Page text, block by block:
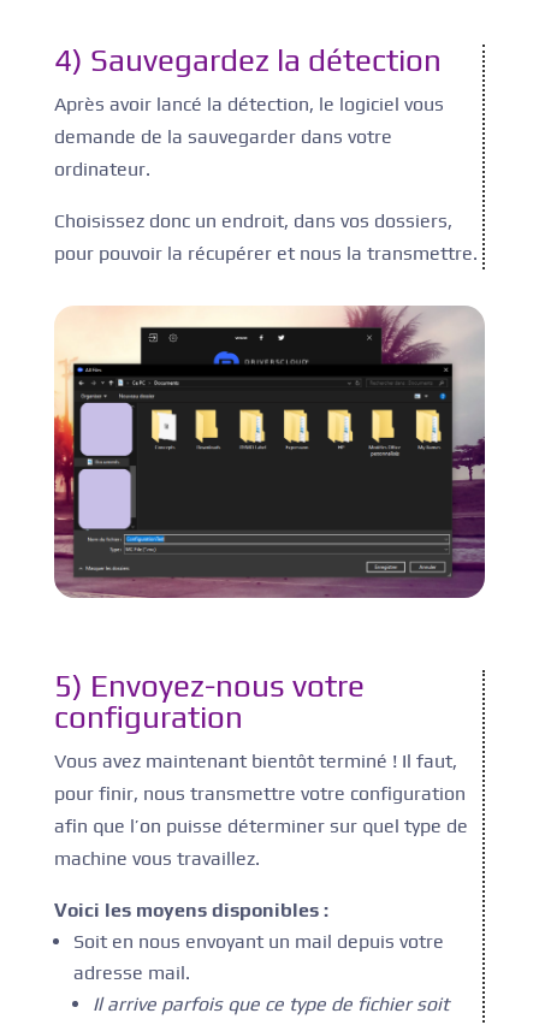
4) Sauvegardez la détection
Après avoir lancé la détection, le logiciel vous
demande de la sauvegarder dans votre
ordinateur.
Choisissez donc un endroit, dans vos dossiers,
pour pouvoir la récupérer et nous la transmettre.
5) Envoyez-nous votre
configuration
Vous avez maintenant bientôt terminé ! Il faut,
pour finir, nous transmettre votre configuration
afin que l’on puisse déterminer sur quel type de
machine vous travaillez.
Voici les moyens disponibles :
Soit en nous envoyant un mail depuis votre
adresse mail.
Il arrive parfois que ce type de fichier soit